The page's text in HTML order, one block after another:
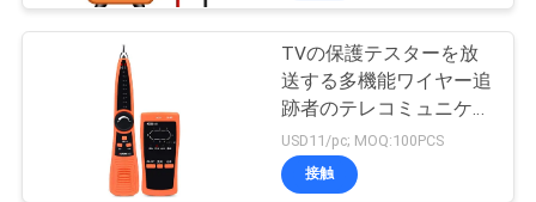
トル
TVの保護テスターを放
送する多機能ワイヤー追
跡者のテレコミュニケー
ション
USD11/pc; MOQ:100PCS
接触